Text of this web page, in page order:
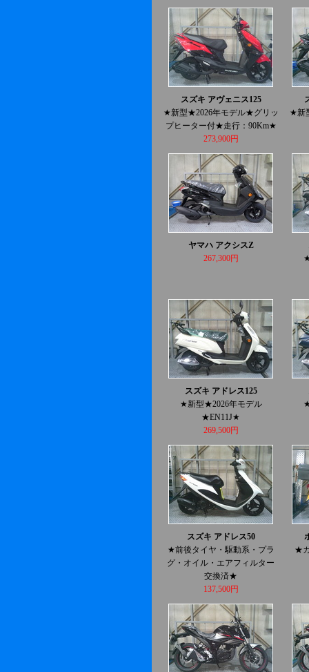
スズキ アヴェニス125
★新型★2026年モデル★グリッ
プヒーター付★走行：90Km★
273,900円
★新
ヤマハ アクシスZ
267,300円
スズキ アドレス125
★新型★2026年モデル
★EN11J★
269,500円
スズキ アドレス50
★前後タイヤ・駆動系・プラ
グ・オイル・エアフィルター
交換済★
137,500円
★